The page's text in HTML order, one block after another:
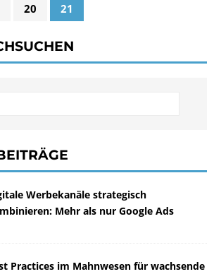
20 21
Werbekanäle strategisch
Mehr als nur Google Ads
Practices im Mahnwesen für wachsende